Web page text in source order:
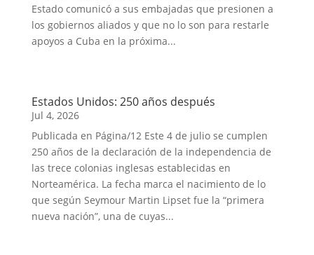
Estado comunicó a sus embajadas que presionen a
los gobiernos aliados y que no lo son para restarle
apoyos a Cuba en la próxima...
Estados Unidos: 250 años después
Jul 4, 2026
Publicada en Página/12 Este 4 de julio se cumplen
250 años de la declaración de la independencia de
las trece colonias inglesas establecidas en
Norteamérica. La fecha marca el nacimiento de lo
que según Seymour Martin Lipset fue la “primera
nueva nación”, una de cuyas...